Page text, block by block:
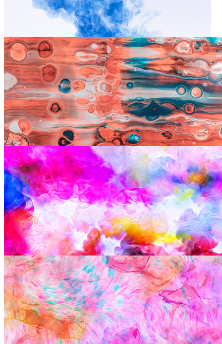
蓝色絮状水彩背景图片 4565 × 3277 JPG
红蓝油画水彩背景图片 5748 × 3832 JPG
多彩水彩背景图片 4000 × 2667 JPG